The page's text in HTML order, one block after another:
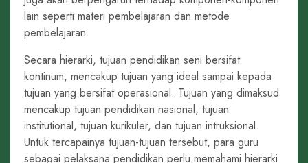
lain seperti materi pembelajaran dan metode
pembelajaran.
Secara hierarki, tujuan pendidikan seni bersifat
kontinum, mencakup tujuan yang ideal sampai kepada
tujuan yang bersifat operasional. Tujuan yang dimaksud
mencakup tujuan pendidikan nasional, tujuan
institutional, tujuan kurikuler, dan tujuan intruksional.
Untuk tercapainya tujuan-tujuan tersebut, para guru
sebagai pelaksana pendidikan perlu memahami hierarki